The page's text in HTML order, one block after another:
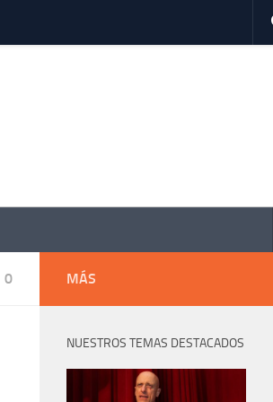
0 MÁS
NUESTROS TEMAS DESTACADOS